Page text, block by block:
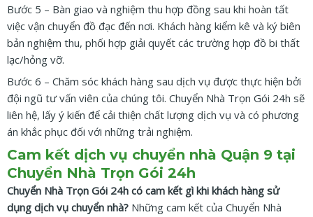
Bước 5 – Bàn giao và nghiệm thu hợp đồng sau khi hoàn tất
việc vận chuyển đồ đạc đến nơi. Khách hàng kiểm kê và ký biên
bản nghiệm thu, phối hợp giải quyết các trường hợp đồ bi thất
lạc/hỏng vỡ.
Bước 6 – Chăm sóc khách hàng sau dịch vụ được thực hiện bởi
đội ngũ tư vấn viên của chúng tôi. Chuyển Nhà Trọn Gói 24h sẽ
liên hệ, lấy ý kiến để cải thiện chất lượng dịch vụ và có phương
án khắc phục đối với những trải nghiệm.
Cam kết dịch vụ chuyển nhà Quận 9 tại
Chuyển Nhà Trọn Gói 24h
Chuyển Nhà Trọn Gói 24h có cam kết gì khi khách hàng sử
dụng dịch vụ chuyển nhà? Những cam kết của Chuyển Nhà